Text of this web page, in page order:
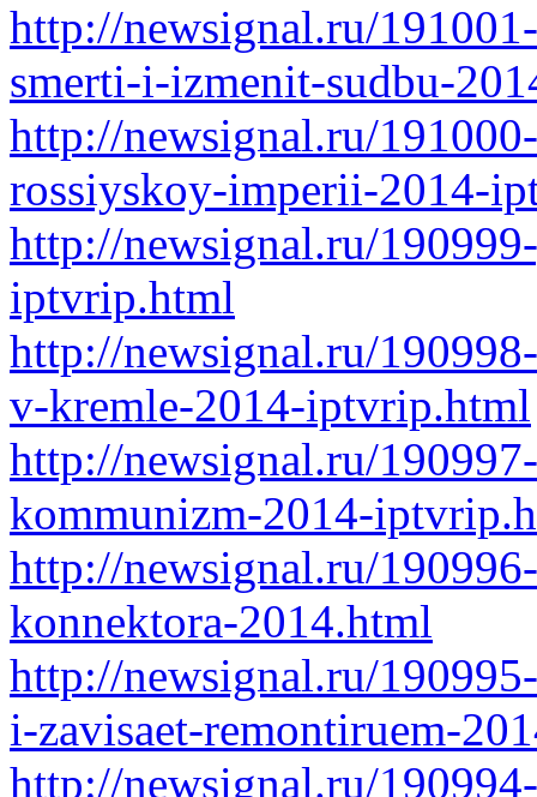
http://newsignal.ru/
smerti-i-izmenit-sudbu-
http://newsignal.ru/
rossiyskoy-imperii-2014-
http://newsignal.ru/
iptvrip.html
http://newsignal.ru/
v-kremle-2014-iptvrip.html
http://newsignal.ru/
kommunizm-2014-
http://newsignal.ru/
konnektora-2014.html
http://newsignal.ru/
i-zavisaet-remontiruem-
http://newsignal.ru/